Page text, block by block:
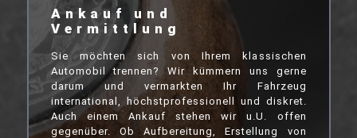
Ankauf und
Vermittlung
Sie möchten sich von Ihrem klassischen
Automobil trennen? Wir kümmern uns gerne
darum und vermarkten Ihr Fahrzeug
international, höchstprofessionell und diskret.
Auch einem Ankauf stehen wir u.U. offen
gegenüber. Ob Aufbereitung, Erstellung von